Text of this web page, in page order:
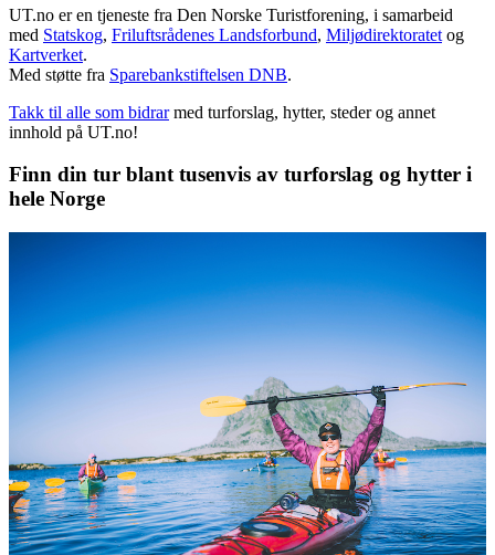
UT.no er en tjeneste fra Den Norske Turistforening, i samarbeid
med Statskog, Friluftsrådenes Landsforbund, Miljødirektoratet og
Kartverket.
Med støtte fra Sparebankstiftelsen DNB.
Takk til alle som bidrar med turforslag, hytter, steder og annet
innhold på UT.no!
Finn din tur blant tusenvis av turforslag og hytter i
hele Norge